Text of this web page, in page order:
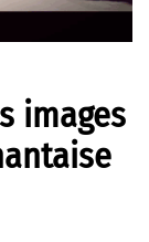
images